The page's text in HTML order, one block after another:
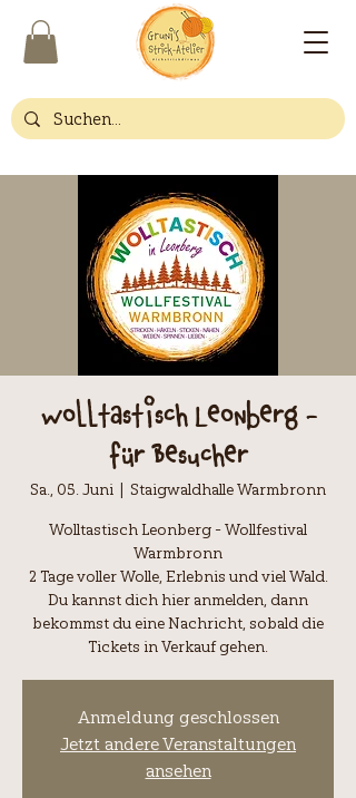
Wolltastisch Leonberg -
für Besucher
Sa., 05. Juni
  |
Staigwaldhalle Warmbronn
Wolltastisch Leonberg - Wollfestival
Warmbronn
2 Tage voller Wolle, Erlebnis und viel Wald.
Du kannst dich hier anmelden, dann
bekommst du eine Nachricht, sobald die
Tickets in Verkauf gehen.
Anmeldung geschlossen
Jetzt andere Veranstaltungen
ansehen